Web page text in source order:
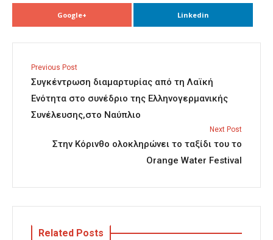
Google+ Linkedin
Previous Post
Συγκέντρωση διαμαρτυρίας από τη Λαϊκή
Ενότητα στο συνέδριο της Ελληνογερμανικής
Συνέλευσης,στο Ναύπλιο
Next Post
Στην Κόρινθο ολοκληρώνει το ταξίδι του το
Orange Water Festival
Related Posts